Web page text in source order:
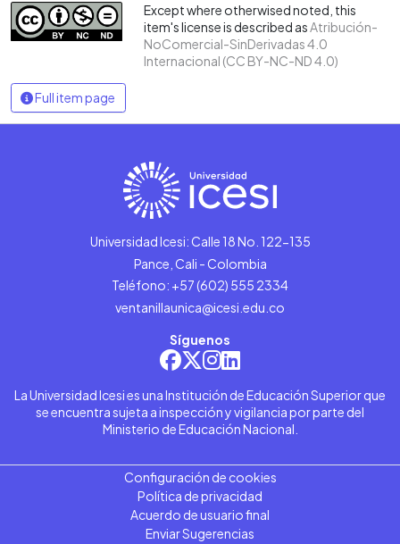
Except where otherwised noted, this
item's license is described asAtribución-
NoComercial-SinDerivadas 4.0
Internacional (CC BY-NC-ND 4.0)
Full item page
Universidad Icesi: Calle 18 No. 122-135
Pance, Cali - Colombia
Teléfono: +57 (602) 555 2334
ventanillaunica@icesi.edu.co
Síguenos
La Universidad Icesi es una Institución de Educación Superior que
se encuentra sujeta a inspección y vigilancia por parte del
Ministerio de Educación Nacional.
Configuración de cookies
Política de privacidad
Acuerdo de usuario final
Enviar Sugerencias